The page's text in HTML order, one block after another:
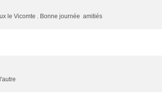
le Vicomte . Bonne journée amitiés